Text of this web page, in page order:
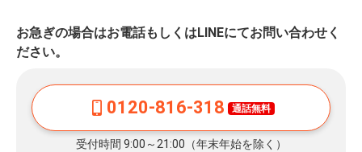
お急ぎの場合はお電話もしくはLINEにてお問い合わせく
ださい。
0120-816-318 通話無料
受付時間 9:00～21:00（年末年始を除く）